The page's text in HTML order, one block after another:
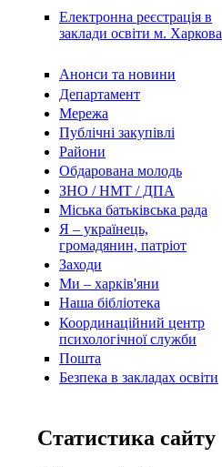
Електронна реєстрація в
заклади освіти м. Харкова
Анонси та новини
Департамент
Мережа
Публічні закупівлі
Райони
Обдарована молодь
ЗНО / НМТ / ДПА
Міська батьківська рада
Я – українець,
громадянин, патріот
Заходи
Ми – харків'яни
Наша бібліотека
Координаційний центр
психологічної служби
Пошта
Безпека в закладах освіти
Статистика сайту